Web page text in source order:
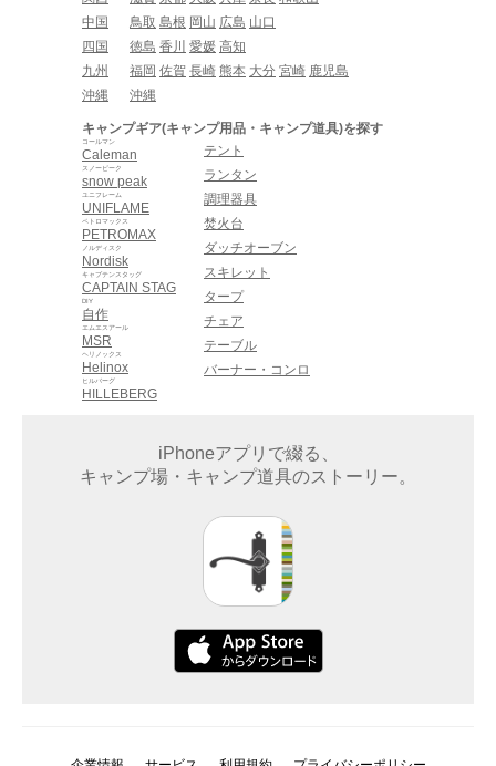
中国
鳥取 島根 岡山 広島 山口
四国
徳島 香川 愛媛 高知
九州
福岡 佐賀 長崎 熊本 大分 宮崎 鹿児島
沖縄
沖縄
キャンプギア(キャンプ用品・キャンプ道具)を探す
Caleman
コールマン
snow peak
スノーピーク
UNIFLAME
ユニフレーム
PETROMAX
ペトロマックス
Nordisk
ノルディスク
CAPTAIN STAG
キャプテンスタッグ
自作
DIY
MSR
エムエスアール
Helinox
ヘリノックス
HILLEBERG
ヒルバーグ
テント
ランタン
調理器具
焚火台
ダッチオーブン
スキレット
タープ
チェア
テーブル
バーナー・コンロ
iPhoneアプリで綴る、
キャンプ場・キャンプ道具のストーリー。